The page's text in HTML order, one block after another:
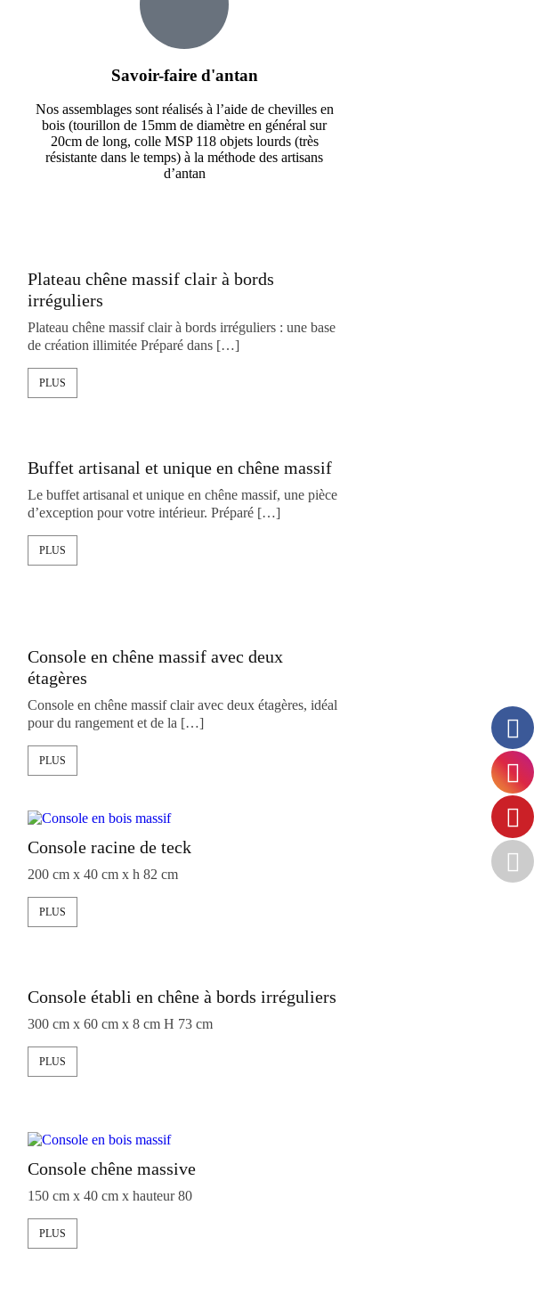
Savoir-faire d'antan
Nos assemblages sont réalisés à l’aide de chevilles en
bois (tourillon de 15mm de diamètre en général sur
20cm de long, colle MSP 118 objets lourds (très
résistante dans le temps) à la méthode des artisans
d’antan
Plateau chêne massif clair à bords
irréguliers
Plateau chêne massif clair à bords irréguliers : une base
de création illimitée Préparé dans […]
PLUS
Buffet artisanal et unique en chêne massif
Le buffet artisanal et unique en chêne massif, une pièce
d’exception pour votre intérieur. Préparé […]
PLUS
Console en chêne massif avec deux
étagères
Console en chêne massif clair avec deux étagères, idéal
pour du rangement et de la […]
PLUS
Console racine de teck
200 cm x 40 cm x h 82 cm
PLUS
Console établi en chêne à bords irréguliers
300 cm x 60 cm x 8 cm H 73 cm
PLUS
Console chêne massive
150 cm x 40 cm x hauteur 80
PLUS